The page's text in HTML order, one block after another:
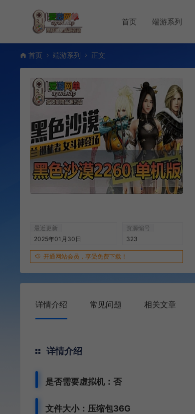
首页 端游系列
首页 端游系列 正文
最近更新
2025年01月30日
资源编号
323
开通网站会员，享受免费下载！
详情介绍 常见问题 相关文章
详情介绍
是否需要虚拟机：否
文件大小：压缩包36G